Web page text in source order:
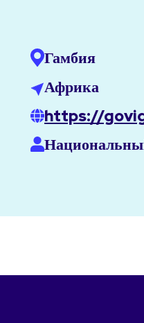
Гамбия
Африка
https://